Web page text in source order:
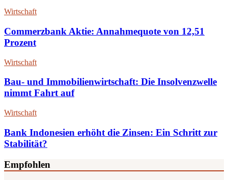
Wirtschaft
Commerzbank Aktie: Annahmequote von 12,51
Prozent
Wirtschaft
Bau- und Immobilienwirtschaft: Die Insolvenzwelle
nimmt Fahrt auf
Wirtschaft
Bank Indonesien erhöht die Zinsen: Ein Schritt zur
Stabilität?
Empfohlen